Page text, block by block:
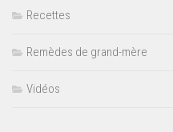
Recettes
Remèdes de grand-mère
Vidéos